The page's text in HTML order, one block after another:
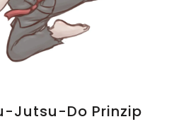
Jutsu-Do Prinzip